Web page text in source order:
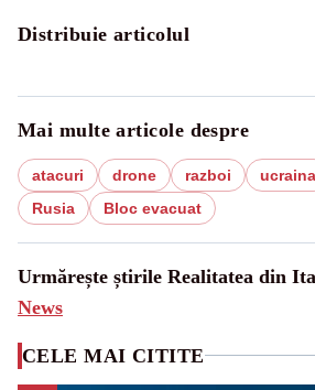
Distribuie articolul
Mai multe articole despre
atacuri drone razboi ucraina
Rusia
Bloc evacuat
Urmărește știrile Realitatea din
News
CELE MAI CITITE